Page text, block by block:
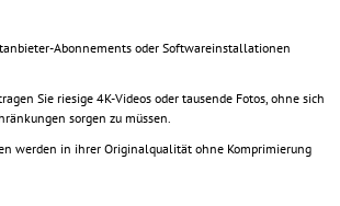
Abonnements oder Softwareinstallationen
Sie riesige 4K-Videos oder tausende Fotos, ohne sich
sorgen zu müssen.
werden in ihrer Originalqualität ohne Komprimierung